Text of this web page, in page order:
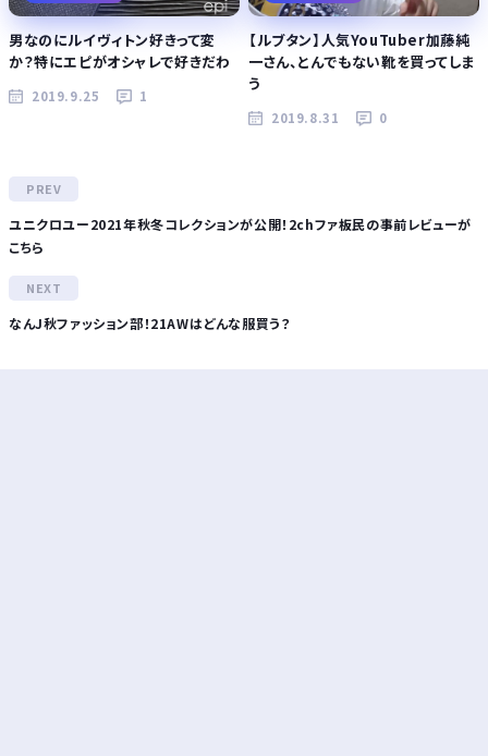
男なのにルイヴィトン好きって変
か？特にエピがオシャレで好きだわ
2019.9.25 1
【ルブタン】人気YouTuber加藤純
一さん、とんでもない靴を買ってしま
う
2019.8.31 0
ユニクロユー2021年秋冬コレクションが公開！2chファ板民の事前レビューが
こちら
なんJ秋ファッション部！21AWはどんな服買う？